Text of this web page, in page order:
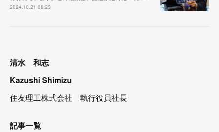
2024.10.21 06:23
清水 和志
Kazushi Shimizu
住友理工株式会社 執行役員社長
記事一覧